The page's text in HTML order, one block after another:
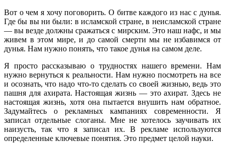
Вот о чем я хочу поговорить. О битве каждого из нас с дунья.
Где бы вы ни были: в исламской стране, в неисламской стране
— вы везде должны сражаться с мирским. Это наш нафс, и мы
живем в этом мире, и до самой смерти мы не избавимся от
дунья. Нам нужно понять, что такое дунья на самом деле.
Я просто рассказываю о трудностях нашего времени. Нам
нужно вернуться к реальности. Нам нужно посмотреть на все
и осознать, что надо что-то сделать со своей жизнью, ведь это
пашня для ахирата. Настоящая жизнь — это ахират. Здесь не
настоящая жизнь, хотя она пытается внушить нам обратное.
Задумайтесь о рекламных кампаниях современности. Я
записал отдельные слоганы. Мне не хотелось заучивать их
наизусть, так что я записал их. В рекламе используются
определенные ключевые понятия. Это предмет целой науки.